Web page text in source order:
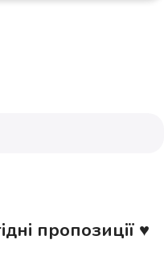
пропозиції ♥